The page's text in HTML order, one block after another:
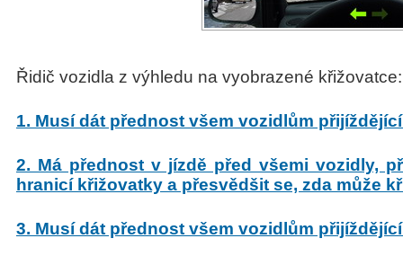
Řidič vozidla z výhledu na vyobrazené křižovatce:
1. Musí dát přednost všem vozidlům
2. Má přednost v jízdě před všemi vozidly,
hranicí křižovatky a přesvědšit se, zda může
3. Musí dát přednost všem vozidlům